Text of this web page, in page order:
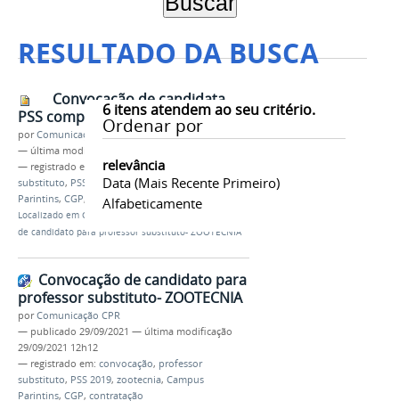
RESULTADO DA BUSCA
6itens atendem ao seu critério.
Ordenar por
relevância
Data (mais Recente Primeiro)
Alfabeticamente
Convocação de candidata
PSS comp.jpg
porComunicação CPR
— última modificação
— registrado em:
convocação,professor
substituto, PSS 2019,zootecnia,Campus
Parintins, CGP, contratação
Localizado em CAMPUS
de candidato para professor substituto- ZOOTECNIA
Convocação de candidato para
professor substituto- ZOOTECNIA
porComunicação CPR
— publicado 29/09/2021 — última modificação
29/09/2021 12h12
— registrado em: convocação, professor
substituto, PSS 2019, zootecnia, Campus
Parintins, CGP, contratação